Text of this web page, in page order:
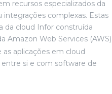
recursos especializados da
integrações complexas. Estas
da cloud Infor construída
Amazon Web Services (AWS)
aplicações em cloud
si e com software de